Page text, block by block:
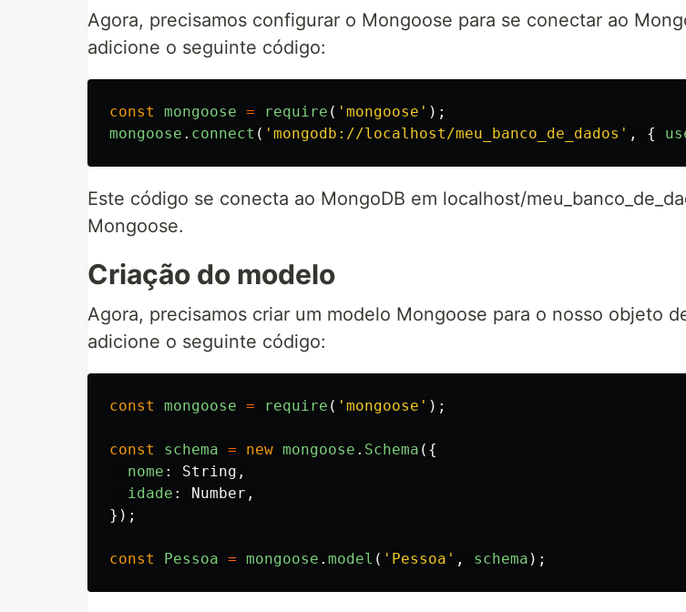
Agora, precisamos configurar o Mongoose para se conectar ao
adicione o seguinte código:
const mongoose = require ( ' mongoose ' );
mongoose . connect ( ' mongodb://localhost/meu_banco_de_dados ' , {
Este código se conecta ao MongoDB em localhost/
Mongoose.
Criação do modelo
Agora, precisamos criar um modelo Mongoose para o nosso objeto
adicione o seguinte código:
const mongoose = require ( ' mongoose ' );
const schema = new mongoose . Schema ({
nome : String ,
idade : Number ,
});
const Pessoa = mongoose . model ( ' Pessoa ' , schema );